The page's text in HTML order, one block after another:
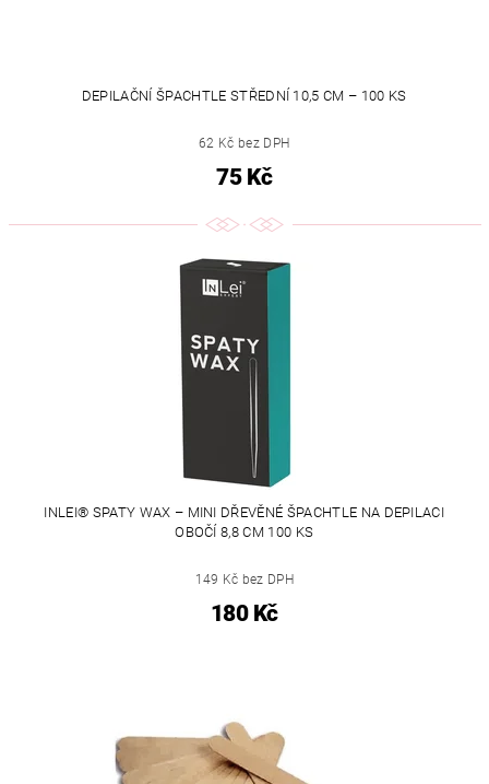
DEPILAČNÍ ŠPACHTLE STŘEDNÍ 10,5 CM – 100 KS
62 Kč bez DPH
75 Kč
INLEI® SPATY WAX – MINI DŘEVĚNÉ ŠPACHTLE NA DEPILACI
OBOČÍ 8,8 CM 100 KS
149 Kč bez DPH
180 Kč